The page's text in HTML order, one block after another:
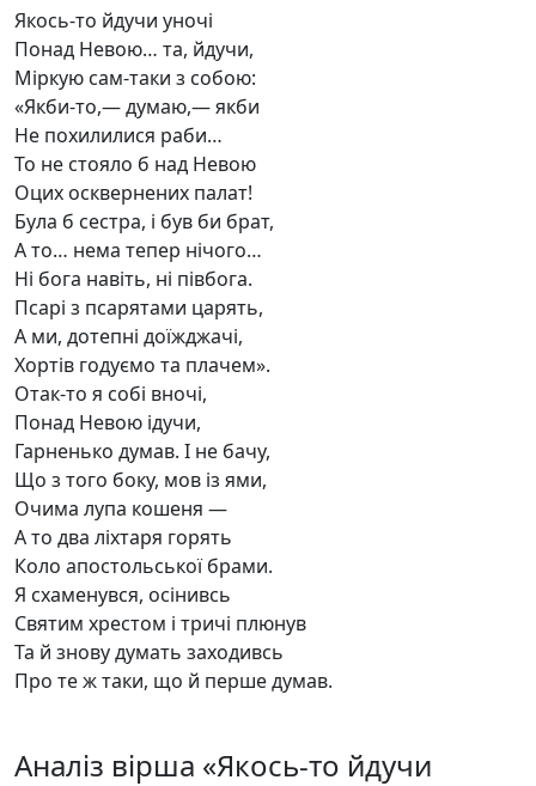
Якось-то йдучи уночі
Понад Невою… та, йдучи,
Міркую сам-таки з собою:
«Якби-то,— думаю,— якби
Не похилилися раби…
То не стояло б над Невою
Оцих осквернених палат!
Була б сестра, і був би брат,
А то… нема тепер нічого…
Ні бога навіть, ні півбога.
Псарі з псарятами царять,
А ми, дотепні доїжджачі,
Хортів годуємо та плачем».
Отак-то я собі вночі,
Понад Невою ідучи,
Гарненько думав. І не бачу,
Що з того боку, мов із ями,
Очима лупа кошеня —
А то два ліхтаря горять
Коло апостольської брами.
Я схаменувся, осінивсь
Святим хрестом і тричі плюнув
Та й знову думать заходивсь
Про те ж таки, що й перше думав.
Аналіз вірша «Якось-то йдучи